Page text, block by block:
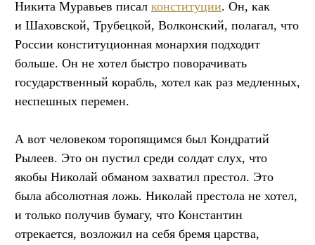
Никита Муравьев писал конституции. Он, как
и Шаховской, Трубецкой, Волконский, полагал, что
России конституционная монархия подходит
больше. Он не хотел быстро поворачивать
государственный корабль, хотел как раз медленных,
неспешных перемен.
А вот человеком торопящимся был Кондратий
Рылеев. Это он пустил среди солдат слух, что
якобы Николай обманом захватил престол. Это
была абсолютная ложь. Николай престола не хотел,
и только получив бумагу, что Константин
отрекается, возложил на себя бремя царства,